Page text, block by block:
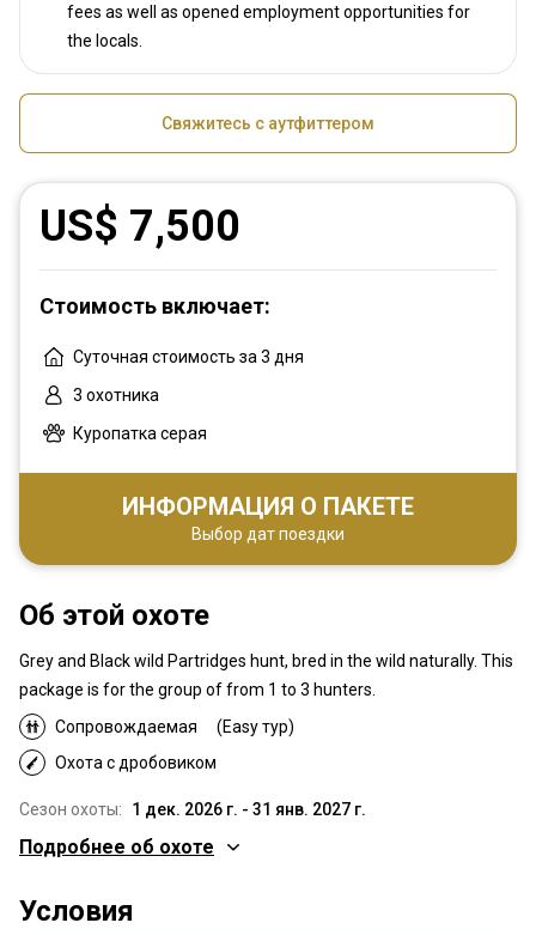
fees as well as opened employment opportunities for
the locals.
Свяжитесь с аутфиттером
Об этой охоте
Grey and Black wild Partridges hunt, bred in the wild naturally. This
package is for the group of from 1 to 3 hunters.
Сопровождаемая
(Easy тур)
Охота с дробовиком
Сезон охоты: 1 дек. 2026 г. - 31 янв. 2027 г.
Территория
Подробнее об охоте
Условия
US$ 7,500
Стоимость включает:
Суточная стоимость за 3 дня
3 охотника
Куропатка серая
ИНФОРМАЦИЯ О ПАКЕТЕ
Выбор дат поездки